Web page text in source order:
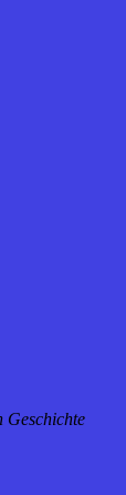
Geschichte